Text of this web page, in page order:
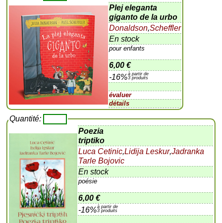
Plej eleganta
giganto de la urbo
Donaldson,Scheffler
En stock
pour enfants
6,00 €
-16%à partir de
3 produits
évaluer
détails
Quantité:
Poezia
triptiko
Luca Cetinic,Lidija Leskur,Jadranka
Tarle Bojovic
En stock
poésie
6,00 €
-16%à partir de
3 produits